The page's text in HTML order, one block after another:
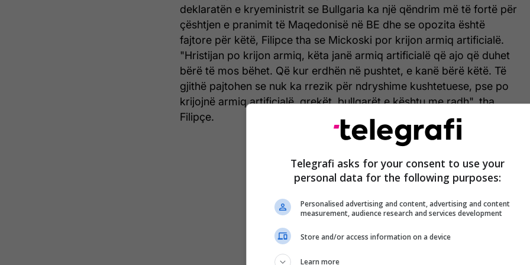
deklaratën e kryeministrit se Bullgaria ka një qëndrim më të fortë për
çështjen e pranimit të Maqedonisë në BE dhe se opozita është
fajtore për këtë, Filipce tha se Mickoski por krijon armiq artificialë.
"Hristijan po krijon armiq, këta janë armiq artificialë që ajo që duhet
bërë të mos bëhet. Që kur erdhën në pushtet, e kanë bërë këtë. Të
gjithë pajtohen se nuk ka rrezik për ndryshime kushtetuese, pse po
krijojnë armiq artificialë, grekët, bullgarët e kështu me radh", tha
Filipçe.
Telegrafi asks for your consent to use your
personal data for the following purposes:
Personalised advertising and content, advertising and content
measurement, audience research and services development
Store and/or access information on a device
Learn more